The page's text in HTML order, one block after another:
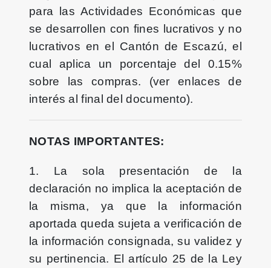
para las Actividades Económicas que
se desarrollen con fines lucrativos y no
lucrativos en el Cantón de Escazú, el
cual aplica un porcentaje del 0.15%
sobre las compras. (ver enlaces de
interés al final del documento).
NOTAS IMPORTANTES:
1. La sola presentación de la
declaración no implica la aceptación de
la misma, ya que la información
aportada queda sujeta a verificación de
la información consignada, su validez y
su pertinencia. El artículo 25 de la Ley